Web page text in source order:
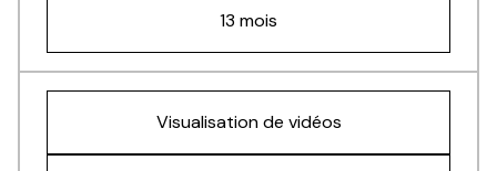
13 mois
Visualisation de vidéos